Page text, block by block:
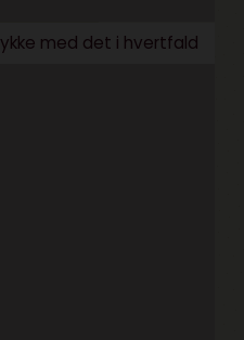
med det i hvertfald